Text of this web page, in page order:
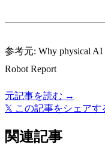
参考元: Why physical AI
Robot Report
元記事を読む →
𝕏 この記事をシェアす
関連記事